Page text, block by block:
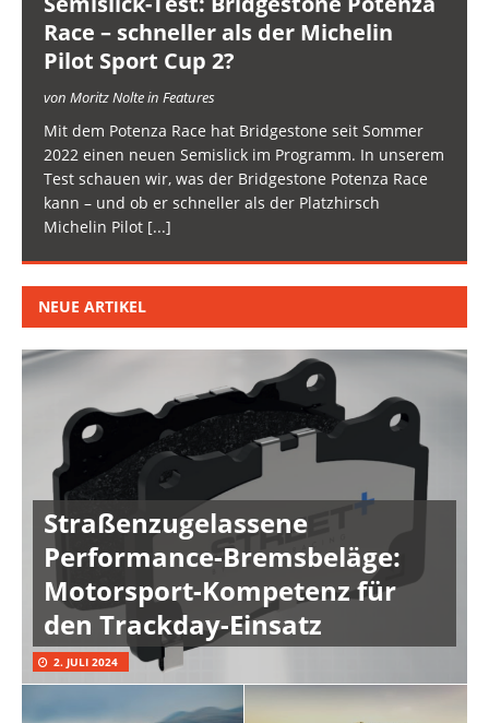
Race – schneller als der Michelin
Pilot Sport Cup 2?
von Moritz Nolte in Features
Mit dem Potenza Race hat Bridgestone seit Sommer
2022 einen neuen Semislick im Programm. In unserem
Test schauen wir, was der Bridgestone Potenza Race
kann – und ob er schneller als der Platzhirsch
Michelin Pilot [...]
NEUE ARTIKEL
Straßenzugelassene
Performance-Bremsbeläge:
Motorsport-Kompetenz für
den Trackday-Einsatz
2. JULI 2024